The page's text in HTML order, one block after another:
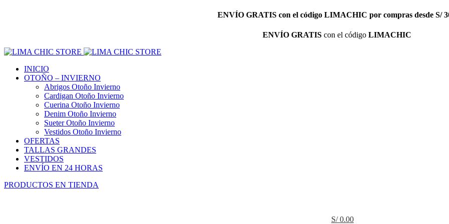
ENVÍO GRATIS con el código LIMACHIC por compras desde S/
ENVÍO GRATIScon el código LIMACHIC
INICIO
OTOÑO – INVIERNO
Abrigos Otoño Invierno
Cardigan Otoño Invierno
Cuerina Otoño Invierno
Denim Otoño Invierno
Sueter Otoño Invierno
Vestidos Otoño Invierno
OFERTAS
TALLAS GRANDES
VESTIDOS
ENVÍO EN 24 HORAS
PRODUCTOS EN TIENDA
S/0.00